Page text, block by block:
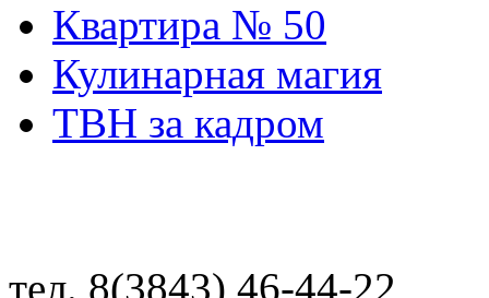
Квартира № 50
Кулинарная магия
ТВН за кадром
тел. 8(3843) 46-44-22